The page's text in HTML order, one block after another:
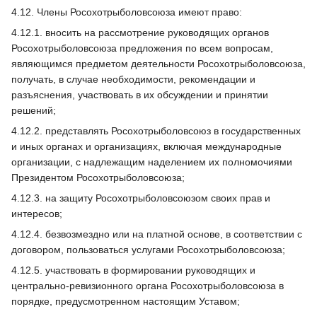
4.12. Члены Росохотрыболовсоюза имеют право:
4.12.1. вносить на рассмотрение руководящих органов
Росохотрыболовсоюза предложения по всем вопросам,
являющимся предметом деятельности Росохотрыболовсоюза,
получать, в случае необходимости, рекомендации и
разъяснения, участвовать в их обсуждении и принятии
решений;
4.12.2. представлять Росохотрыболовсоюз в государственных
и иных органах и организациях, включая международные
организации, с надлежащим наделением их полномочиями
Президентом Росохотрыболовсоюза;
4.12.3. на защиту Росохотрыболовсоюзом своих прав и
интересов;
4.12.4. безвозмездно или на платной основе, в соответствии с
договором, пользоваться услугами Росохотрыболовсоюза;
4.12.5. участвовать в формировании руководящих и
центрально-ревизионного органа Росохотрыболовсоюза в
порядке, предусмотренном настоящим Уставом;